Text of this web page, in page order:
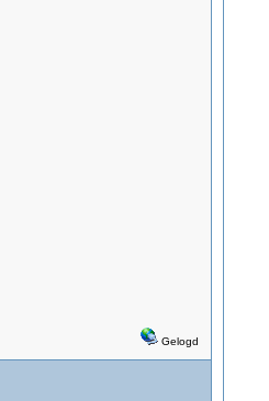
Gelogd